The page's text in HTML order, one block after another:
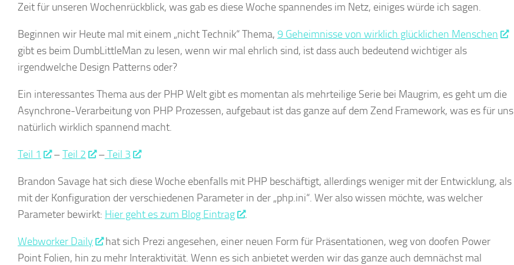
Zeit für unseren Wochenrückblick, was gab es diese Woche spannendes im Netz, einiges würde ich sagen.
Beginnen wir Heute mal mit einem „nicht Technik“ Thema, 9 Geheimnisse von wirklich glücklichen Menschen
gibt es beim DumbLittleMan zu lesen, wenn wir mal ehrlich sind, ist dass auch bedeutend wichtiger als
irgendwelche Design Patterns oder?
Ein interessantes Thema aus der PHP Welt gibt es momentan als mehrteilige Serie bei Maugrim, es geht um die
Asynchrone-Verarbeitung von PHP Prozessen, aufgebaut ist das ganze auf dem Zend Framework, was es für uns
natürlich wirklich spannend macht.
Teil 1 –Teil 2 –Teil 3
Brandon Savage hat sich diese Woche ebenfalls mit PHP beschäftigt, allerdings weniger mit der Entwicklung, als
mit der Konfiguration der verschiedenen Parameter in der „php.ini“. Wer also wissen möchte, was welcher
Parameter bewirkt: Hier geht es zum Blog Eintrag .
Webworker Daily
hat sich Prezi angesehen, einer neuen Form für Präsentationen, weg von doofen Power
Point Folien, hin zu mehr Interaktivität. Wenn es sich anbietet werden wir das ganze auch demnächst mal